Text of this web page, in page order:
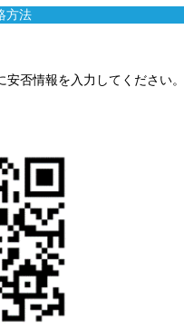
方法
否情報を入力してください。